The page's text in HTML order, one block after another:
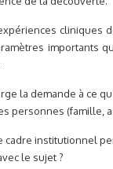
cliniques
importants
la demande à ce
personnes (famille,
cadre institutionnel
le sujet ?